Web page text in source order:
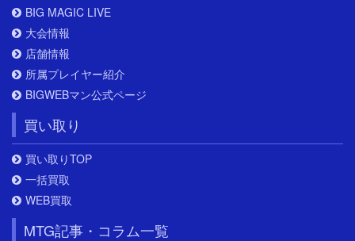
BIG MAGIC LIVE
大会情報
店舗情報
所属プレイヤー紹介
BIGWEBマン公式ページ
買い取り
買い取りTOP
一括買取
WEB買取
MTG記事・コラム一覧